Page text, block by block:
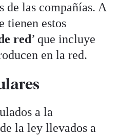
de las compañías. A
tienen estos
red ’ que incluye
en la red.
a la
la ley llevados a